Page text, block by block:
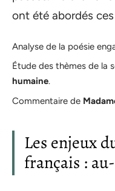
ont été abordés
Analyse de la poésie
Étude des thèmes de la
humaine.
Commentaire de
Les enjeux
français :